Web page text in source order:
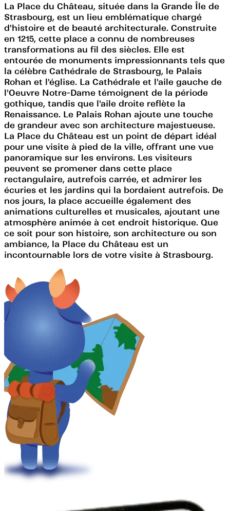
La Place du Château, située dans la Grande Île de
Strasbourg, est un lieu emblématique chargé
d'histoire et de beauté architecturale. Construite
en 1215, cette place a connu de nombreuses
transformations au fil des siècles. Elle est
entourée de monuments impressionnants tels que
la célèbre Cathédrale de Strasbourg, le Palais
Rohan et l'église. La Cathédrale et l'aile gauche de
l'Oeuvre Notre-Dame témoignent de la période
gothique, tandis que l'aile droite reflète la
Renaissance. Le Palais Rohan ajoute une touche
de grandeur avec son architecture majestueuse.
La Place du Château est un point de départ idéal
pour une visite à pied de la ville, offrant une vue
panoramique sur les environs. Les visiteurs
peuvent se promener dans cette place
rectangulaire, autrefois carrée, et admirer les
écuries et les jardins qui la bordaient autrefois. De
nos jours, la place accueille également des
animations culturelles et musicales, ajoutant une
atmosphère animée à cet endroit historique. Que
ce soit pour son histoire, son architecture ou son
ambiance, la Place du Château est un
incontournable lors de votre visite à Strasbourg.